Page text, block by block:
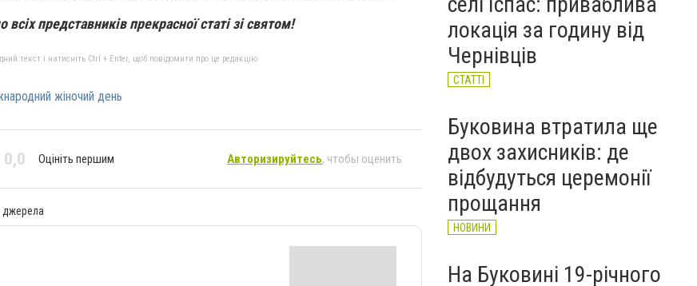
всіх представників прекрасної статі зі святом!
текст і натисніть Ctrl + Enter, щоб повідомити про це редакцію
жіночий день
0,0 Оцініть першим Авторизируйтесь, чтобы оценить
джерела
новий температурний
рекорд з 2017 року
НОВИНИ
Вчора
локація за годину від
Чернівців
СТАТТІ
Буковина втратила ще
двох захисників: де
відбудуться церемонії
прощання
НОВИНИ
На Буковині 19-річного